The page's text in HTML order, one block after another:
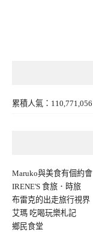
累積人氣：110,771,056
Maruko與美食有個約會
IRENE'S 食旅．時旅
布雷克的出走旅行視界
艾瑪 吃喝玩樂札記
鄉民食堂